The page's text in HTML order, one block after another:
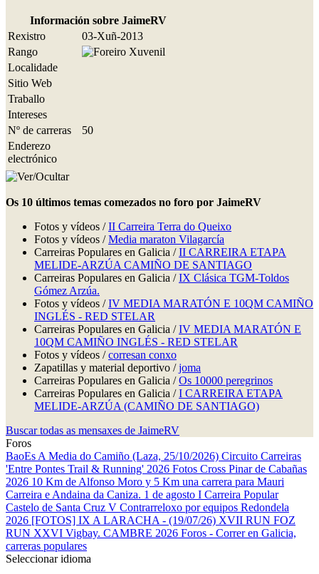
Información sobre JaimeRV
Rexistro
03-Xuñ-2013
Rango
Localidade
Sitio Web
Traballo
Intereses
Nº de carreras
50
Enderezo
electrónico
Os 10 últimos temas comezados no foro por JaimeRV
Fotos y vídeos /II Carreira Terra do Queixo
Fotos y vídeos /Media maraton Vilagarcía
Carreiras Populares en Galicia /II CARREIRA ETAPA
MELIDE-ARZÚA CAMIÑO DE SANTIAGO
Carreiras Populares en Galicia /IX Clásica TGM-Toldos
Gómez Arzúa.
Fotos y vídeos /IV MEDIA MARATÓN E 10QM CAMIÑO
INGLÉS - RED STELAR
Carreiras Populares en Galicia /IV MEDIA MARATÓN E
10QM CAMIÑO INGLÉS - RED STELAR
Fotos y vídeos /corresan conxo
Zapatillas y material deportivo /joma
Carreiras Populares en Galicia /Os 10000 peregrinos
Carreiras Populares en Galicia /I CARREIRA ETAPA
MELIDE-ARZÚA (CAMIÑO DE SANTIAGO)
Buscar todas as mensaxes de JaimeRV
Foros
BaoEs A Media do Camiño (Laza, 25/10/2026) Circuito Carreiras
'Entre Pontes Trail & Running' 2026 Fotos Cross Pinar de Cabañas
2026 10 Km de Alfonso Moro y 5 Km una carrera para Mauri
Carreira e Andaina da Caniza. 1 de agosto I Carreira Popular
Castelo de Santa Cruz V Contrarreloxo por equipos Redondela
2026 [FOTOS] IX A LARACHA - (19/07/26) XVII RUN FOZ
RUN XXVI Vigbay. CAMBRE 2026 Foros - Correr en Galicia,
carreras populares
Seleccionar idioma